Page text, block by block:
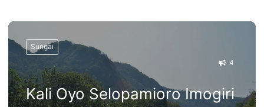
Sungai
4
Kali Oyo Selopamioro Imogiri